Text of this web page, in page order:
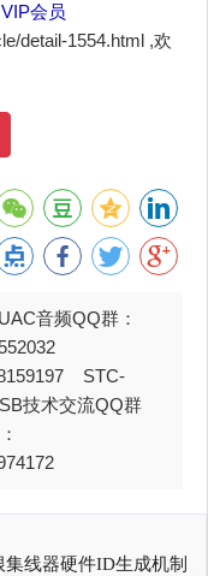
会员
detail-1554.html ,欢
音频QQ群：
STC-
技术交流QQ群
集线器硬件ID生成机制